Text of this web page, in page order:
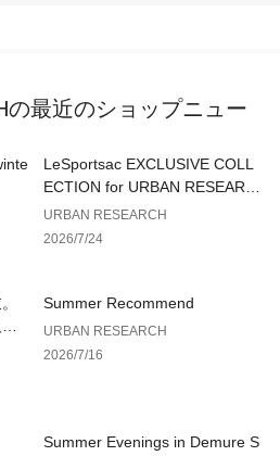
ローコードで閉めれば巾着バック
でコーディネートに合わしてシル
です。
をブレンドした混紡素材を採
摩耗性と強度
は絞るとギャザーになりオシャレ
ば巾着バックとしてデザインチェ
の最近のショップニュー
LeSportsac EXCLUSIVE COLL
ECTION for URBAN RESEARC
H
URBAN RESEARCH
2026/7/24
T
Summer Recommend
URBAN RESEARCH
2026/7/16
Summer Evenings in Demure S